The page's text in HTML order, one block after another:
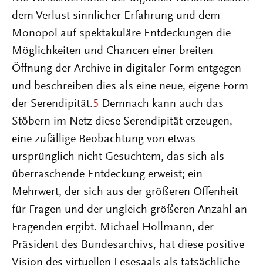
dem Verlust sinnlicher Erfahrung und dem
Monopol auf spektakuläre Entdeckungen die
Möglichkeiten und Chancen einer breiten
Öffnung der Archive in digitaler Form entgegen
und beschreiben dies als eine neue, eigene Form
der Serendipität.5 Demnach kann auch das
Stöbern im Netz diese Serendipität erzeugen,
eine zufällige Beobachtung von etwas
ursprünglich nicht Gesuchtem, das sich als
überraschende Entdeckung erweist; ein
Mehrwert, der sich aus der größeren Offenheit
für Fragen und der ungleich größeren Anzahl an
Fragenden ergibt. Michael Hollmann, der
Präsident des Bundesarchivs, hat diese positive
Vision des virtuellen Lesesaals als tatsächliche